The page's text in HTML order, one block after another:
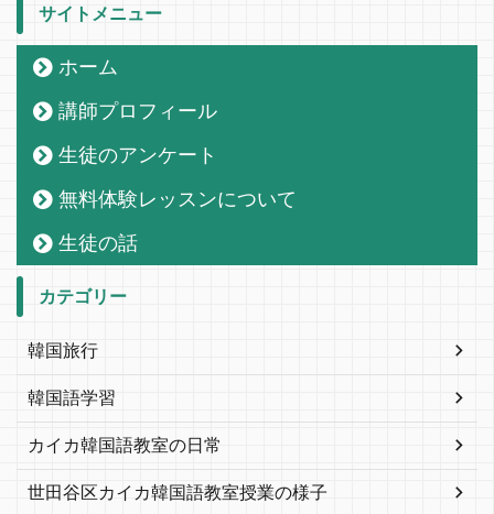
サイトメニュー
ホーム
講師プロフィール
生徒のアンケート
無料体験レッスンについて
生徒の話
カテゴリー
韓国旅行
韓国語学習
カイカ韓国語教室の日常
世田谷区カイカ韓国語教室授業の様子